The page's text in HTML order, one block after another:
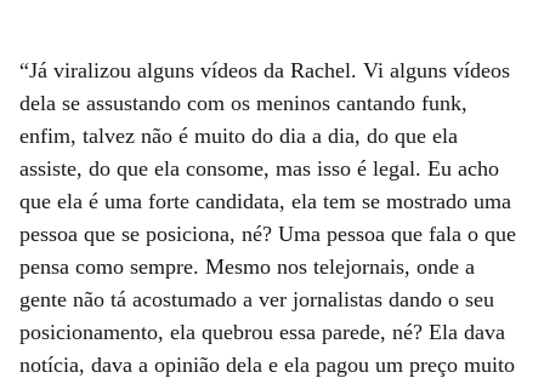
“Já viralizou alguns vídeos da Rachel. Vi alguns vídeos
dela se assustando com os meninos cantando funk,
enfim, talvez não é muito do dia a dia, do que ela
assiste, do que ela consome, mas isso é legal. Eu acho
que ela é uma forte candidata, ela tem se mostrado uma
pessoa que se posiciona, né? Uma pessoa que fala o que
pensa como sempre. Mesmo nos telejornais, onde a
gente não tá acostumado a ver jornalistas dando o seu
posicionamento, ela quebrou essa parede, né? Ela dava
notícia, dava a opinião dela e ela pagou um preço muito